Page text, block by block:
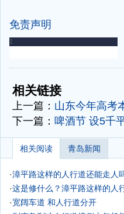
免责声明
-
相关链接
上一篇： 山东今年高考
下一篇： 啤酒节 设5千
相关阅读 青岛新闻
·漳平路这样的人行道还能走人
·这是修什么？漳平路这样的人
·宽阔车道 和人行道分开